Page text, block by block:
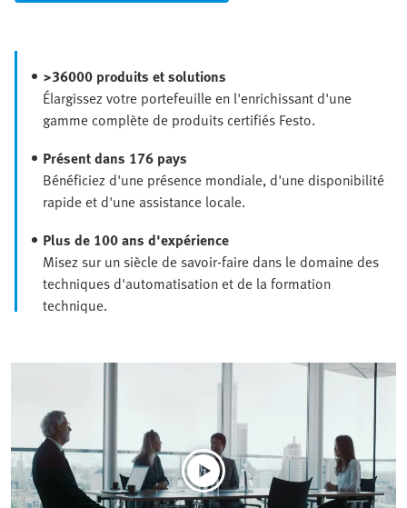
>36000 produits et solutions
Élargissez votre portefeuille en l'enrichissant d'une
gamme complète de produits certifiés Festo.
Présent dans 176 pays
Bénéficiez d'une présence mondiale, d'une disponibilité
rapide et d'une assistance locale.
Plus de 100 ans d'expérience
Misez sur un siècle de savoir-faire dans le domaine des
techniques d'automatisation et de la formation
technique.